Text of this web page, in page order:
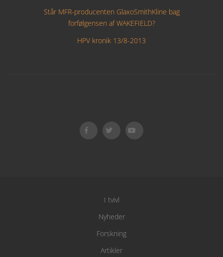
Står MFR-producenten GlaxoSmithKline bag
forfølgensen af WAKEFIELD?
HPV kronik 13/8-2013
I tvivl
Nyheder
Forskning
Artikler